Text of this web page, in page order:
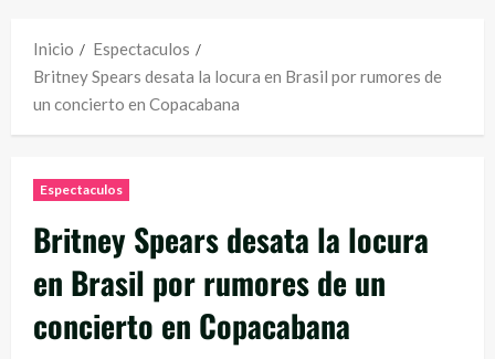
Inicio
Espectaculos
Britney Spears desata la locura en Brasil por rumores de
un concierto en Copacabana
Espectaculos
Britney Spears desata la locura
en Brasil por rumores de un
concierto en Copacabana